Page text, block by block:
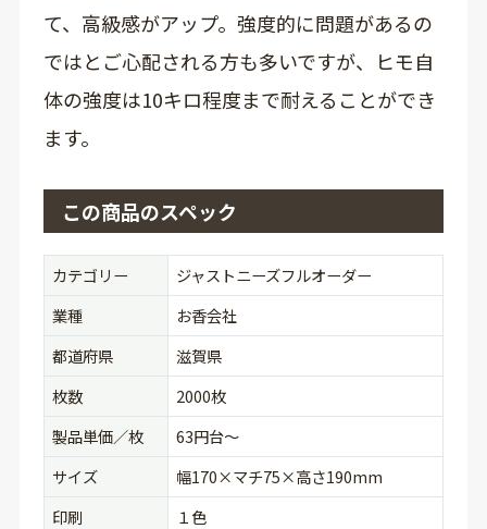
て、高級感がアップ。強度的に問題があるの
ではとご心配される方も多いですが、ヒモ自
体の強度は10キロ程度まで耐えることができ
ます。
この商品のスペック
カテゴリー
ジャストニーズフルオーダー
業種
お香会社
都道府県
滋賀県
枚数
2000枚
製品単価／枚
63円台〜
サイズ
幅170×マチ75×高さ190mm
印刷
１色